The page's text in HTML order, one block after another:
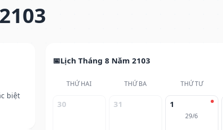
biệt
Lịch Tháng 8 Năm 2103
THỨ HAI THỨ BA THỨ TƯ
30 31 1
29/6